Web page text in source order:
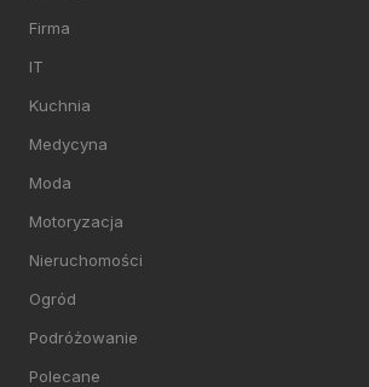
Firma
IT
Kuchnia
Medycyna
Moda
Motoryzacja
Nieruchomości
Ogród
Podróżowanie
Polecane